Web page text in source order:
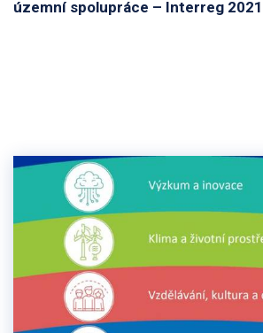
územní spolupráce – Interreg